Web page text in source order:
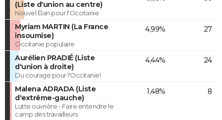
(Liste d'union au centre)
Nouvel Élan pour l'Occitanie
Myriam MARTIN (La France
insoumise)
Occitanie populaire
4,99% 27
Aurélien PRADIÉ (Liste
d'union à droite)
Du courage pour l'Occitanie!
4,44% 24
Malena ADRADA (Liste
d'extrême-gauche)
Lutte ouvrière - Faire entendre le
camp des travailleurs
1,48% 8